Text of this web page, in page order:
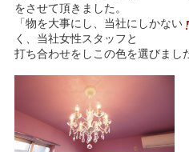
をさせて頂きました。
「物を大事にし、当社にしかない
く、当社女性スタッフと
打ち合わせをしこの色を選びまし